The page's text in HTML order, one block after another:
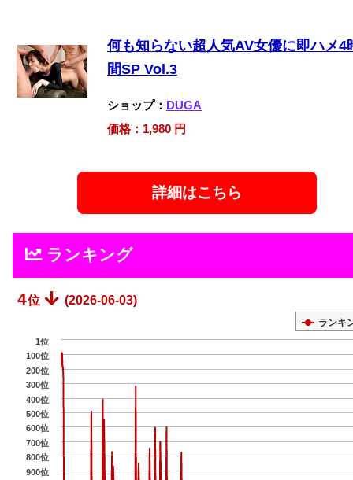
何も知らない超人気AV女優に即ハメ4
間SP Vol.3
ショップ： DUGA
価格：1,980 円
詳細はこちら
ランキング
4位 (2026-06-03)
ランキ
1位
100位
200位
300位
400位
500位
600位
700位
800位
900位